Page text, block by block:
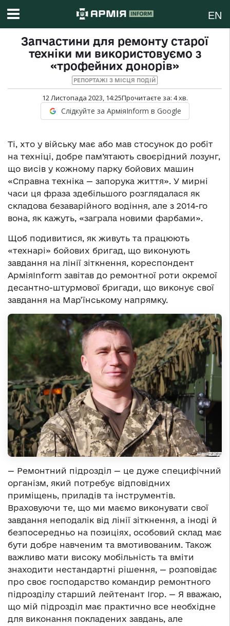
EN
Запчастини для ремонту старої
техніки ми використовуємо з
«трофейних донорів»
РЕПОРТАЖІ З МІСЦЯ ПОДІЙ
12 Листопада 2023, 14:25Прочитаєте за: 4хв.
Слідкуйте за АрміяInform в Google
Ті, хто у війську має або мав стосунок до робіт
на техніці, добре пам’ятають своєрідний лозунг,
що висів у кожному парку бойових машин
«Справна техніка — запорука життя». У мирні
часи ця фраза здебільшого розглядалася як
складова безаварійного водіння, але з 2014-го
вона, як кажуть, «заграла новими фарбами».
Щоб подивитися, як живуть та працюють
«технарі» бойових бригад, що виконують
завдання на лінії зіткнення, кореспондент
АрміяInform завітав до ремонтної роти окремої
десантно-штурмової бригади, що виконує свої
завдання на Мар’їнському напрямку.
— Ремонтний підрозділ — це дуже специфічний
організм, який потребує відповідних
приміщень, приладів та інструментів.
Враховуючи те, що ми маємо виконувати свої
завдання неподалік від лінії зіткнення, а іноді й
безпосередньо на позиціях, особовий склад має
бути добре навченим та вмотивованим. Також
важливо мати високу мобільність та вміти
знаходити нестандартні рішення, — розповідає
про своє господарство командир ремонтного
підрозділу старший лейтенант Ігор. — Я вважаю,
що мій підрозділ має практично все необхідне
для виконання покладених завдань, але